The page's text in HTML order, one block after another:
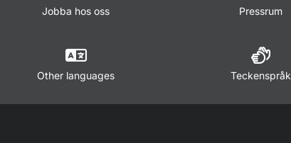
Jobba hos oss Pressrum
Other languages Teckenspråk